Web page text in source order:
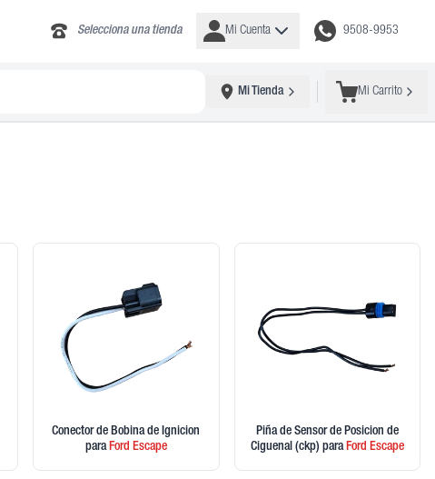
Selecciona una tienda Mi Cuenta 9508-9953
Mi Tienda Mi Carrito
Conector de Bobina de Ignicion
paraFord Escape
Piña de Sensor de Posicion de
Ciguenal (ckp) paraFord Escape